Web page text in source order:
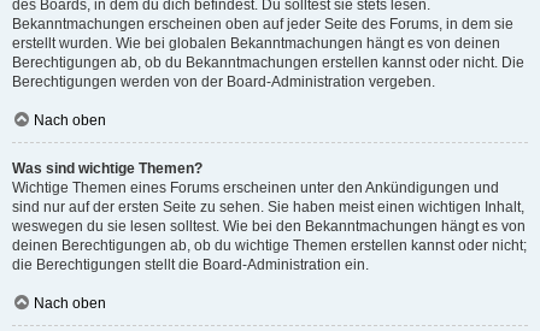
des Boards, in dem du dich befindest. Du solltest sie stets lesen.
Bekanntmachungen erscheinen oben auf jeder Seite des Forums, in dem sie
erstellt wurden. Wie bei globalen Bekanntmachungen hängt es von deinen
Berechtigungen ab, ob du Bekanntmachungen erstellen kannst oder nicht. Die
Berechtigungen werden von der Board-Administration vergeben.
Nach oben
Was sind wichtige Themen?
Wichtige Themen eines Forums erscheinen unter den Ankündigungen und
sind nur auf der ersten Seite zu sehen. Sie haben meist einen wichtigen Inhalt,
weswegen du sie lesen solltest. Wie bei den Bekanntmachungen hängt es von
deinen Berechtigungen ab, ob du wichtige Themen erstellen kannst oder nicht;
die Berechtigungen stellt die Board-Administration ein.
Nach oben